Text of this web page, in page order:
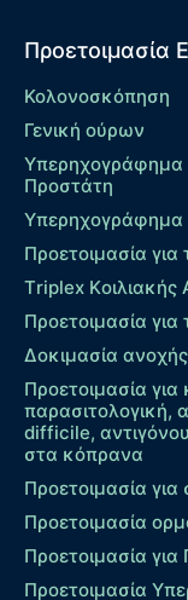
Προετοιμασία
Κολονοσκόπηση
Γενική ούρων
Προστάτη
Υπερηχογράφημα
Προετοιμασία
Τriplex Kοιλιακής
Προετοιμασία
Δοκιμασία
Προετοιμασία
παρασιτολογική,
difficile,
στα κόπρανα
Προετοιμασία
Προετοιμασία
Προετοιμασία για
Προετοιμασία